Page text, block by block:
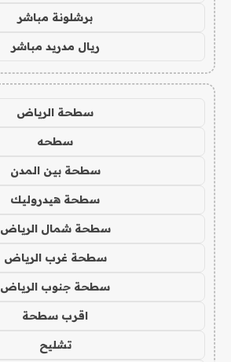
برشلونة مباشر
ريال مدريد مباشر
سطحة الرياض
سطحه
سطحة بين المدن
سطحة هيدروليك
سطحة شمال الرياض
سطحة غرب الرياض
سطحة جنوب الرياض
اقرب سطحة
تشليح